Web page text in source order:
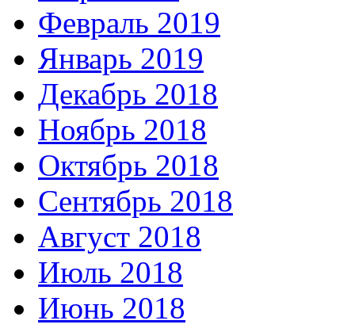
Февраль 2019
Январь 2019
Декабрь 2018
Ноябрь 2018
Октябрь 2018
Сентябрь 2018
Август 2018
Июль 2018
Июнь 2018